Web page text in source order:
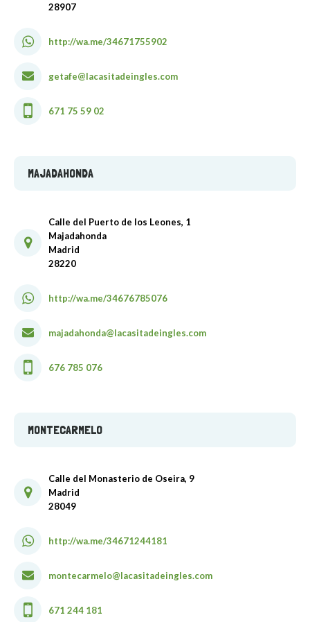
28907
http://wa.me/34671755902
getafe@lacasitadeingles.com
671 75 59 02
MAJADAHONDA
Calle del Puerto de los Leones, 1
Majadahonda
Madrid
28220
http://wa.me/34676785076
majadahonda@lacasitadeingles.com
676 785 076
MONTECARMELO
Calle del Monasterio de Oseira, 9
Madrid
28049
http://wa.me/34671244181
montecarmelo@lacasitadeingles.com
671 244 181